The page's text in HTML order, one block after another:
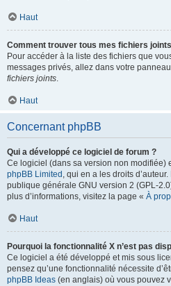
Haut
Comment trouver tous mes fichiers
Pour accéder à la liste des fichiers que
messages privés, allez dans votre
fichiers joints.
Haut
Concernant phpBB
Qui a développé ce logiciel de forum ?
Ce logiciel (dans sa version non modifiée)
phpBB Limited , qui en a les droits
publique générale GNU version 2 (GPL-
plus d’informations, visitez la page « À
Haut
Pourquoi la fonctionnalité X n’est pas
Ce logiciel a été développé et mis sous
pensez qu’une fonctionnalité nécessite
phpBB Ideas (en anglais) où vous pouvez